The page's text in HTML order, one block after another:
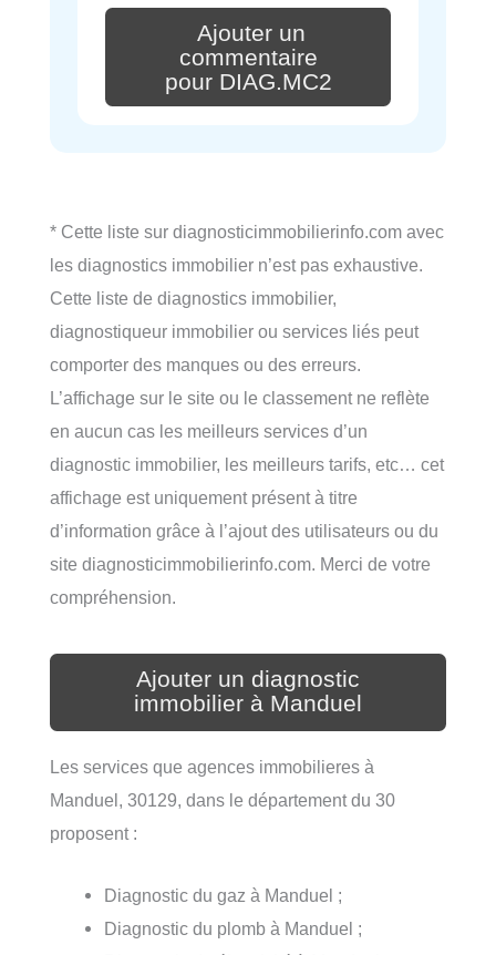
Ajouter un
commentaire
pour DIAG.MC2
* Cette liste sur diagnosticimmobilierinfo.com avec
les diagnostics immobilier n’est pas exhaustive.
Cette liste de diagnostics immobilier,
diagnostiqueur immobilier ou services liés peut
comporter des manques ou des erreurs.
L’affichage sur le site ou le classement ne reflète
en aucun cas les meilleurs services d’un
diagnostic immobilier, les meilleurs tarifs, etc… cet
affichage est uniquement présent à titre
d’information grâce à l’ajout des utilisateurs ou du
site diagnosticimmobilierinfo.com. Merci de votre
compréhension.
Ajouter un diagnostic
immobilier à Manduel
Les services que agences immobilieres à
Manduel, 30129, dans le département du 30
proposent :
Diagnostic du gaz à Manduel ;
Diagnostic du plomb à Manduel ;